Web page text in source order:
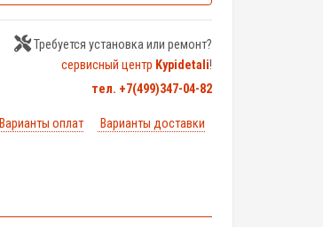
Требуется установка или ремонт?
сервисный центр Kypidetali!
тел. +7(499)347-04-82
Варианты оплат Варианты доставки